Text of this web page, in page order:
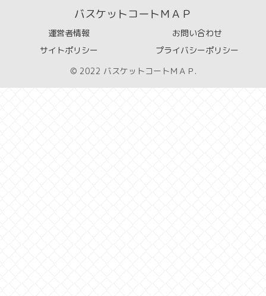
バスケットコートＭＡＰ
運営者情報
お問い合わせ
サイトポリシー
プライバシーポリシー
© 2022 バスケットコートＭＡＰ.